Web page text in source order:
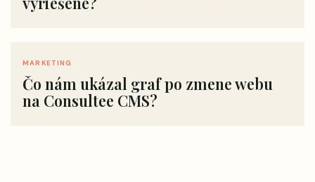
MARKETING
Čo nám ukázal graf po zmene webu
na Consultee CMS?